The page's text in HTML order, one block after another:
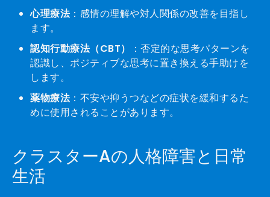
心理療法：感情の理解や対人関係の改善を目指し
ます。
認知行動療法（CBT）
：否定的な思考パターンを
認識し、ポジティブな思考に置き換える手助けを
します。
薬物療法：不安や抑うつなどの症状を緩和するた
めに使用されることがあります。
クラスターAの人格障害と日常
生活